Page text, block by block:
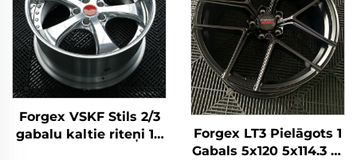
Forgex VSKF Stils 2/3
gabalu kaltie riteņi 18
Forgex LT3 Pielāgots 1
Gabals 5x120 5x114.3 18